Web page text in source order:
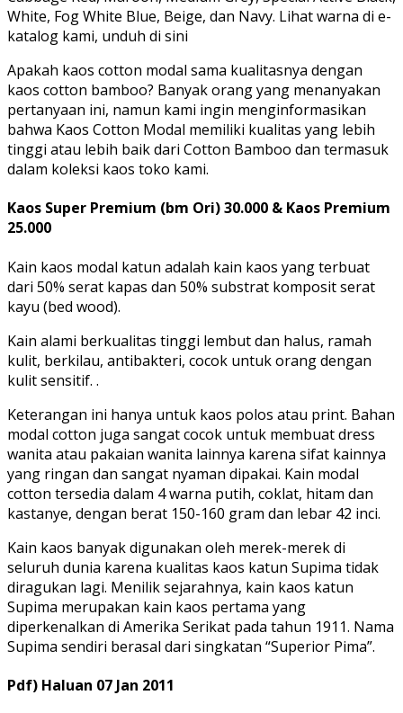
White, Fog White Blue, Beige, dan Navy. Lihat warna di e-
katalog kami, unduh di sini
Apakah kaos cotton modal sama kualitasnya dengan
kaos cotton bamboo? Banyak orang yang menanyakan
pertanyaan ini, namun kami ingin menginformasikan
bahwa Kaos Cotton Modal memiliki kualitas yang lebih
tinggi atau lebih baik dari Cotton Bamboo dan termasuk
dalam koleksi kaos toko kami.
Kaos Super Premium (bm Ori) 30.000 & Kaos Premium
25.000
Kain kaos modal katun adalah kain kaos yang terbuat
dari 50% serat kapas dan 50% substrat komposit serat
kayu (bed wood).
Kain alami berkualitas tinggi lembut dan halus, ramah
kulit, berkilau, antibakteri, cocok untuk orang dengan
kulit sensitif. .
Keterangan ini hanya untuk kaos polos atau print. Bahan
modal cotton juga sangat cocok untuk membuat dress
wanita atau pakaian wanita lainnya karena sifat kainnya
yang ringan dan sangat nyaman dipakai. Kain modal
cotton tersedia dalam 4 warna putih, coklat, hitam dan
kastanye, dengan berat 150-160 gram dan lebar 42 inci.
Kain kaos banyak digunakan oleh merek-merek di
seluruh dunia karena kualitas kaos katun Supima tidak
diragukan lagi. Menilik sejarahnya, kain kaos katun
Supima merupakan kain kaos pertama yang
diperkenalkan di Amerika Serikat pada tahun 1911. Nama
Supima sendiri berasal dari singkatan “Superior Pima”.
Pdf) Haluan 07 Jan 2011